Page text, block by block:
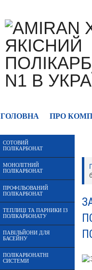
ГОЛОВНА ПРО
СОТОВИЙ
ПОЛІКАРБОНАТ
МОНОЛІТНИЙ
ПОЛІКАРБОНАТ
ПРОФІЛЬОВАНИЙ
ПОЛІКАРБОНАТ
ТЕПЛИЦІ ТА ПАРНИКИ ІЗ
ПОЛІКАРБОНАТУ
ПАВІЛЬЙОНИ ДЛЯ
БАСЕЙНУ
ПОЛІКАРБОНАТНІ
СИСТЕМИ